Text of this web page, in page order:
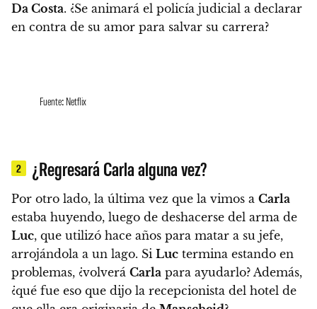
Da Costa. ¿Se animará el policía judicial a declarar
en contra de su amor para salvar su carrera?
Fuente: Netflix
2 ¿Regresará Carla alguna vez?
Por otro lado, la última vez que la vimos a Carla
estaba huyendo, luego de deshacerse del arma de
Luc, que utilizó hace años para matar a su jefe,
arrojándola a un lago. Si Luc termina estando en
problemas, ¿volverá Carla para ayudarlo? Además,
¿qué fue eso que dijo la recepcionista del hotel de